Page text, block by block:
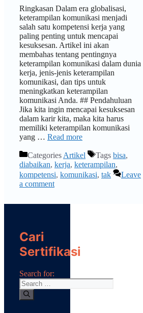
Ringkasan Dalam era globalisasi,
keterampilan komunikasi menjadi
salah satu kompetensi kerja yang
paling penting untuk mencapai
kesuksesan. Artikel ini akan
membahas tentang pentingnya
keterampilan komunikasi dalam dunia
kerja, jenis-jenis keterampilan
komunikasi, dan tips untuk
meningkatkan keterampilan
komunikasi Anda. ## Pendahuluan
Jika kita ingin mencapai kesuksesan
dalam karir kita, maka kita harus
memiliki keterampilan komunikasi
yang … Read more
Categories Artikel Tags bisa,
diabaikan, kerja, keterampilan,
kompetensi, komunikasi, tak
Leave
a comment
Cari
Sertifikasi
Search for: